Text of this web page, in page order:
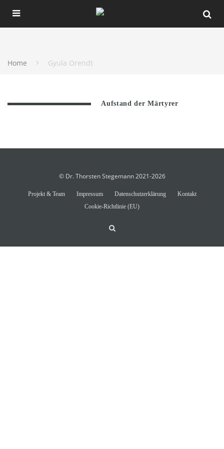
Home Gyula Orendt
Aufstand der Märtyrer
© Dr. Thorsten Stegemann 2021-2026
Projekt & Team Impressum Datenschutzerklärung
Kontakt
Cookie-Richtlinie (EU)